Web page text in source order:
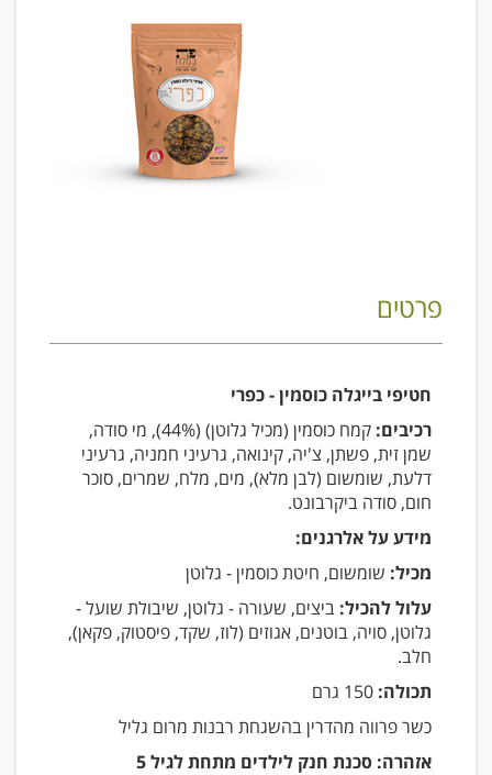
פרטים
חטיפי בייגלה כוסמין - כפרי
רכיבים:
קמח כוסמין (מכיל גלוטן) (44%), מי סודה,
שמן זית, פשתן, צ'יה, קינואה, גרעיני חמניה, גרעיני
דלעת, שומשום (לבן מלא), מים, מלח, שמרים, סוכר
חום, סודה ביקרבונט.
מידע על אלרגנים:
מכיל: שומשום, חיטת כוסמין - גלוטן
עלול להכיל: ביצים, שעורה - גלוטן, שיבולת שועל -
גלוטן, סויה, בוטנים, אגוזים (לוז, שקד, פיסטוק, פקאן),
חלב.
תכולה: 150 גרם
כשר פרווה מהדרין בהשגחת רבנות מרום גליל
אזהרה: סכנת חנק לילדים מתחת לגיל 5